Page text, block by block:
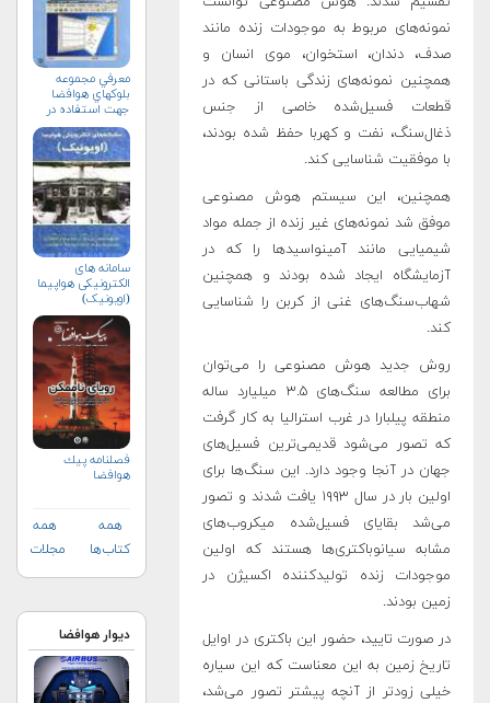
نمونه‌های مربوط به موجودات زنده مانند
صدف، دندان، استخوان، موی انسان و
همچنین نمونه‌های زندگی باستانی که در
قطعات فسیل‌شده خاصی از جنس
ذغال‌سنگ، نفت و کهربا حفظ شده بودند،
با موفقیت شناسایی کند.
همچنین، این سیستم هوش مصنوعی
موفق شد نمونه‌های غیر زنده از جمله مواد
شیمیایی مانند آمینواسیدها را که در
آزمایشگاه ایجاد شده بودند و همچنین
شهاب‌سنگ‌های غنی از کربن را شناسایی
کند.
روش جدید هوش مصنوعی را می‌توان
برای مطالعه سنگ‌های ۳.۵ میلیارد ساله
منطقه پیلبارا در غرب استرالیا به کار گرفت
که تصور می‌شود قدیمی‌ترین فسیل‌های
جهان در آنجا وجود دارد. این سنگ‌ها برای
اولین بار در سال ۱۹۹۳ یافت شدند و تصور
می‌شد بقایای فسیل‌شده میکروب‌های
مشابه سیانوباکتری‌ها هستند که اولین
موجودات زنده تولیدکننده اکسیژن در
زمین بودند.
در صورت تایید، حضور این باکتری در اوایل
تاریخ زمین به این معناست که این سیاره
خیلی زودتر از آنچه پیشتر تصور می‌شد،
معرفي مجموعه
بلوك‏هاي هوافضا
جهت استفاده در
محيط سيمولينك
سامانه های
الکترونیکی هواپیما
(اویونیک)
فصلنامه پيك
هوافضا
همه
کتاب‌ها
همه
مجلات
دیوار هوافضا